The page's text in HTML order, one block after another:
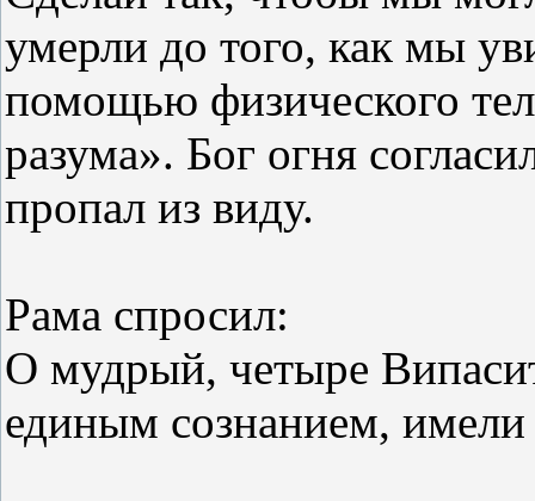
умерли до того, как мы
помощью физического
разума». Бог огня
пропал из виду.
Рама спросил:
О мудрый, четыре
единым сознанием,